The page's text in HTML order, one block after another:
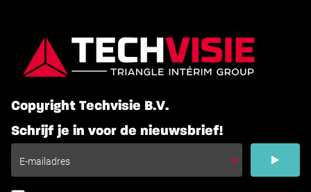
Copyright Techvisie B.V.
Schrijf je in voor de nieuwsbrief!